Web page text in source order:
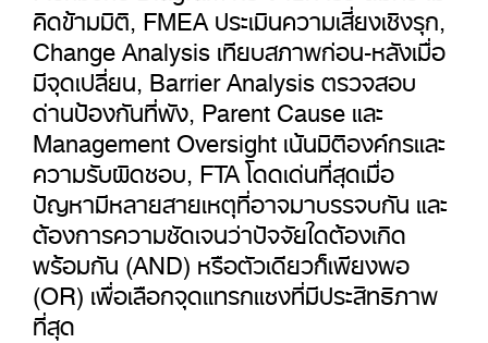
คิดข้ามมิติ, FMEA ประเมินความเสี่ยงเชิงรุก,
Change Analysis เทียบสภาพก่อน-หลังเมื่อ
มีจุดเปลี่ยน, Barrier Analysis ตรวจสอบ
ด่านป้องกันที่พัง, Parent Cause และ
Management Oversight เน้นมิติองค์กรและ
ความรับผิดชอบ, FTA โดดเด่นที่สุดเมื่อ
ปัญหามีหลายสายเหตุที่อาจมาบรรจบกัน และ
ต้องการความชัดเจนว่าปัจจัยใดต้องเกิด
พร้อมกัน (AND) หรือตัวเดียวก็เพียงพอ
(OR) เพื่อเลือกจุดแทรกแซงที่มีประสิทธิภาพ
ที่สุด